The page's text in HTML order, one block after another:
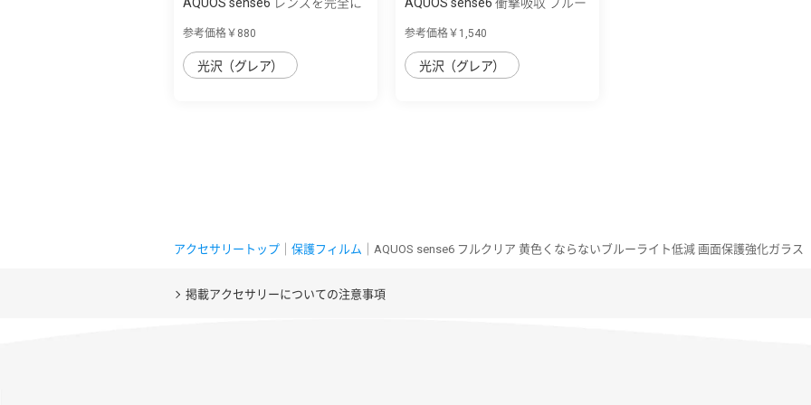
参考価格￥880
光沢（グレア）
参考価格￥1,540
光沢（グレア）
アクセサリートップ 保護フィルム ｜AQUOS sense6 フルクリア 黄色くならないブルーライト低減 画面保護強化ガラス
掲載アクセサリーについての注意事項